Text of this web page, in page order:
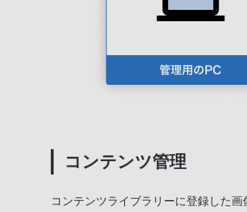
コンテンツ管理
コンテンツライブラリーに登録した